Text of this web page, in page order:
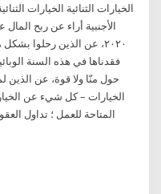
الخيارات الثنائية الخيارات
٢٠٢٠، عن الذين رحلوا
فقدناها في هذه السنة
حول منّا ولا قوة، عن
الخيارات – كل شيء عن
المتاحة للعمل ؛ تداول